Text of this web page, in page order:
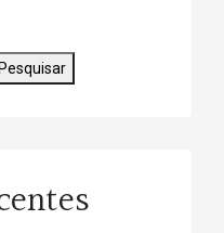
Pesquisar